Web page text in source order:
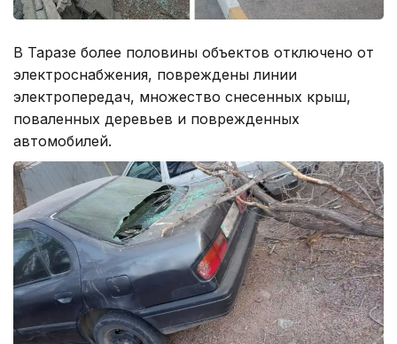
В Таразе более половины объектов отключено от
электроснабжения, повреждены линии
электропередач, множество снесенных крыш,
поваленных деревьев и поврежденных
автомобилей.